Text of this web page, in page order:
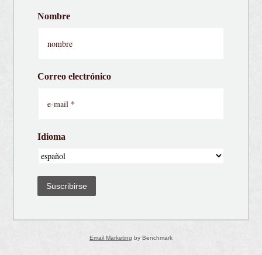
Nombre
Correo electrónico
Idioma
Suscribirse
Email Marketing by Benchmark